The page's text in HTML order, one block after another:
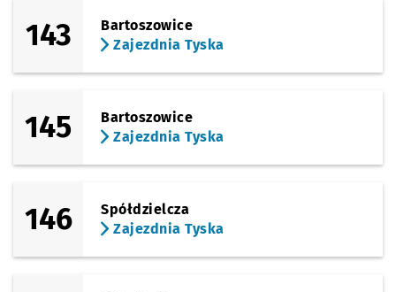
143
Bartoszowice
Zajezdnia Tyska
145
Bartoszowice
Zajezdnia Tyska
146
Spółdzielcza
Zajezdnia Tyska